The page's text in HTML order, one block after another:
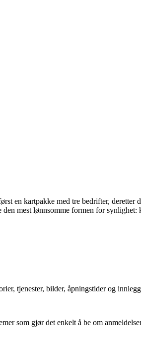
en kartpakke med tre bedrifter,
mest lønnsomme formen for
tjenester, bilder, åpningstider og
som gjør det enkelt å be om